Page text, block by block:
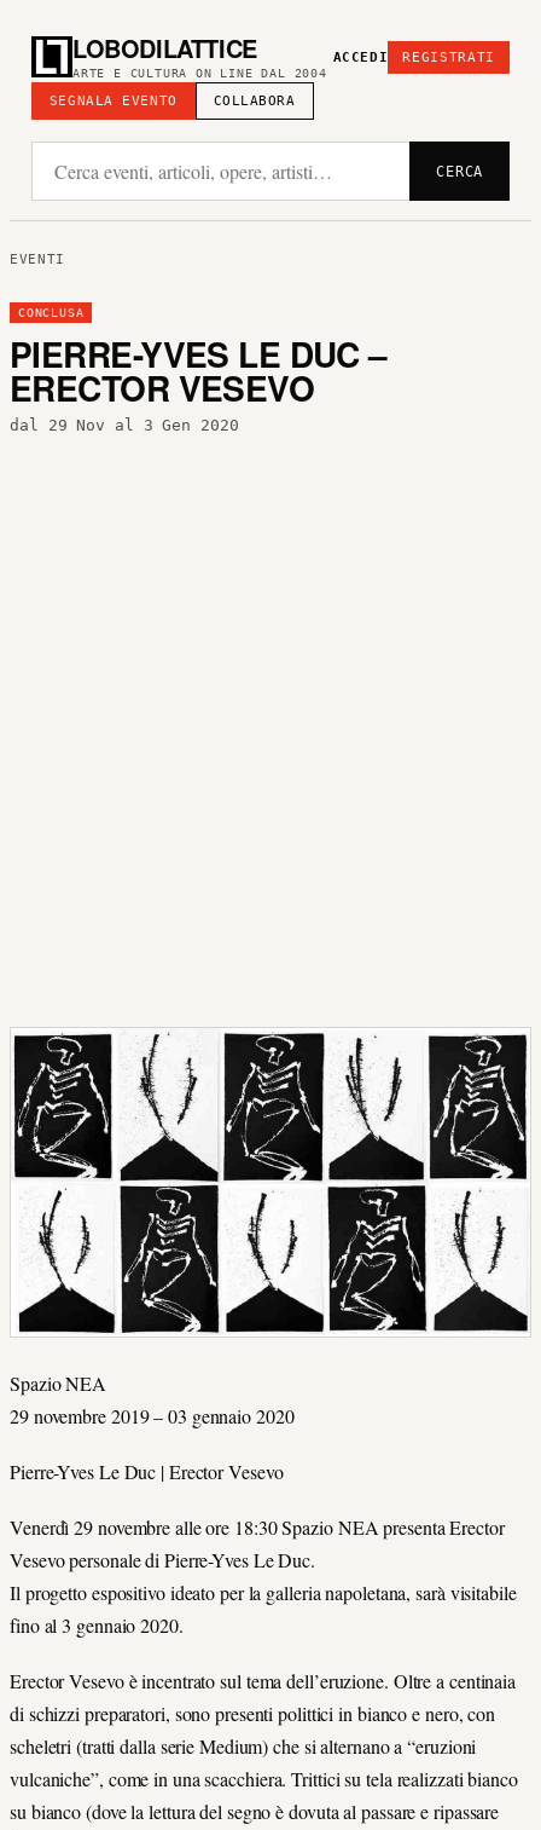
LOBODILATTICE
ARTE E CULTURA ON LINE DAL 2004
SEGNALA EVENTO COLLABORA
ACCEDI REGISTRATI
CERCA
EVENTI
CONCLUSA
PIERRE-YVES LE DUC –
ERECTOR VESEVO
dal 29 Nov al 3 Gen 2020
Spazio NEA
29 novembre 2019 – 03 gennaio 2020
Pierre-Yves Le Duc | Erector Vesevo
Venerdì 29 novembre alle ore 18:30 Spazio NEA presenta Erector
Vesevo personale di Pierre-Yves Le Duc.
Il progetto espositivo ideato per la galleria napoletana, sarà visitabile
fino al 3 gennaio 2020.
Erector Vesevo è incentrato sul tema dell’eruzione. Oltre a centinaia
di schizzi preparatori, sono presenti polittici in bianco e nero, con
scheletri (tratti dalla serie Medium) che si alternano a “eruzioni
vulcaniche”, come in una scacchiera. Trittici su tela realizzati bianco
su bianco (dove la lettura del segno è dovuta al passare e ripassare